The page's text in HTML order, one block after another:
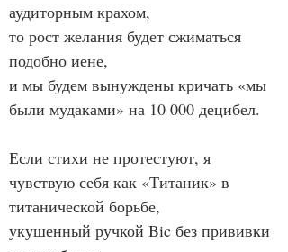
аудиторным крахом,
то рост желания будет сжиматься
подобно иене,
и мы будем вынуждены кричать «мы
были мудаками» на 10 000 децибел.
Если стихи не протестуют, я
чувствую себя как «Титаник» в
титанической борьбе,
укушенный ручкой Bic без прививки